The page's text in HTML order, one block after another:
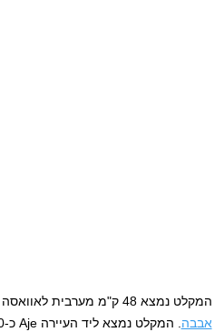
המקלט נמצא 48 ק"מ מערבית לאוואסה וכ-350 ק"מ דרומית ל
אבבה